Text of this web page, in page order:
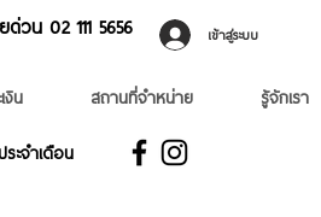
ด่วน 02 ​111 5656 เข้าสู่ระบบ
งิน สถานที่จำหน่าย รู้จักเรา
ระจำเดือน